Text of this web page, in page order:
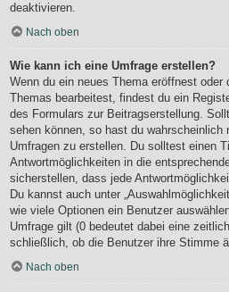
deaktivieren.
Nach oben
Wie kann ich eine Umfrage erstellen?
Wenn du ein neues Thema eröffnest oder
Themas bearbeitest, findest du ein
des Formulars zur Beitragserstellung.
sehen können, so hast du wahrscheinlich
Umfragen zu erstellen. Du solltest einen
Antwortmöglichkeiten in die
sicherstellen, dass jede
Du kannst auch unter
wie viele Optionen ein Benutzer
Umfrage gilt (0 bedeutet dabei eine
schließlich, ob die Benutzer ihre Stimme
Nach oben